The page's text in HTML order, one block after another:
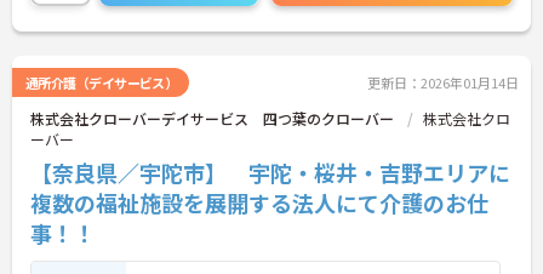
通所介護（デイサービス） 更新日：2026年01月14日
株式会社クローバーデイサービス 四つ葉のクローバー
株式会社クロ
ーバー
【奈良県／宇陀市】 宇陀・桜井・吉野エリアに
複数の福祉施設を展開する法人にて介護のお仕
事！！